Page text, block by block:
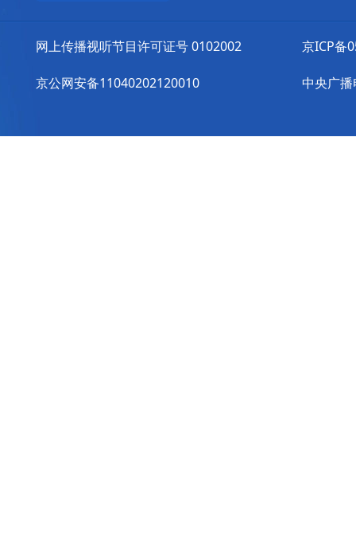
网上传播视听节目许可证号 0102002
京公网安备11040202120010
京ICP备
中央广